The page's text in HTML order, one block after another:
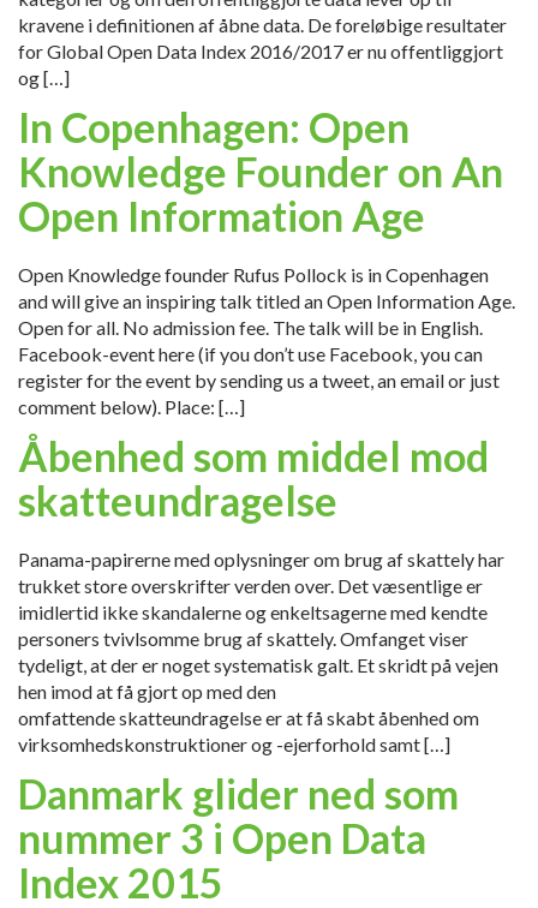
kravene i definitionen af åbne data. De foreløbige resultater
for Global Open Data Index 2016/2017 er nu offentliggjort
og […]
In Copenhagen: Open
Knowledge Founder on An
Open Information Age
Open Knowledge founder Rufus Pollock is in Copenhagen
and will give an inspiring talk titled an Open Information Age.
Open for all. No admission fee. The talk will be in English.
Facebook-event here (if you don’t use Facebook, you can
register for the event by sending us a tweet, an email or just
comment below). Place: […]
Åbenhed som middel mod
skatteundragelse
Panama-papirerne med oplysninger om brug af skattely har
trukket store overskrifter verden over. Det væsentlige er
imidlertid ikke skandalerne og enkeltsagerne med kendte
personers tvivlsomme brug af skattely. Omfanget viser
tydeligt, at der er noget systematisk galt. Et skridt på vejen
hen imod at få gjort op med den
omfattende skatteundragelse er at få skabt åbenhed om
virksomhedskonstruktioner og -ejerforhold samt […]
Danmark glider ned som
nummer 3 i Open Data
Index 2015